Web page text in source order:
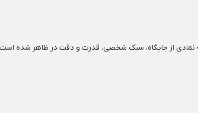
نمادی از جایگاه، سبک شخصی، قدرت و دقت در ظاهر شده است.